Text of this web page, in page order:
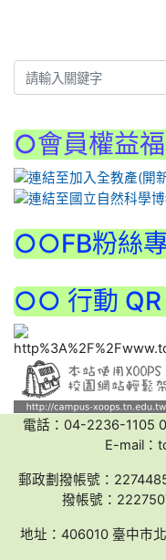
○會員權益
○○FB粉絲
○○ 行動
電話：04-2236-1105
E-mail：
郵政劃撥帳號：
撥帳號：
地址：406010 臺中市